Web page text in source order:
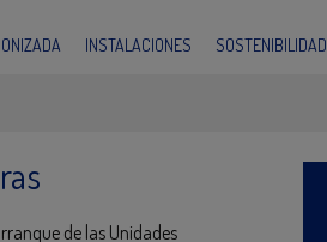
INSTALACIONES SOSTENIBILIDAD
de las Unidades